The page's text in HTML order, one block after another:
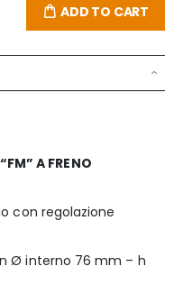
ADD TO CART
A FRENO
con regolazione
Ø interno 76 mm – h